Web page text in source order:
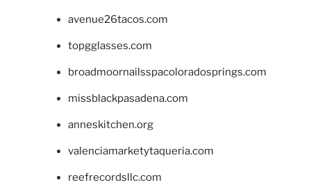
avenue26tacos.com
topgglasses.com
broadmoornailsspacoloradosprings.com
missblackpasadena.com
anneskitchen.org
valenciamarketytaqueria.com
reefrecordsllc.com